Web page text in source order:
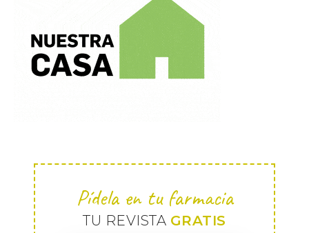
Pídela en tu farmacia
TU REVISTA GRATIS